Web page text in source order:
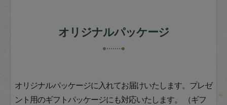
オリジナルパッケージ
オリジナルパッケージに入れてお届けいたします。プレゼ
ント用のギフトパッケージにも対応いたします。 （ギフ